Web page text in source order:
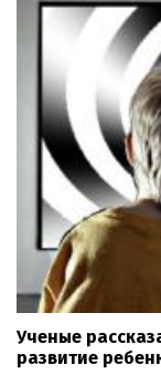
Ученые
развитие